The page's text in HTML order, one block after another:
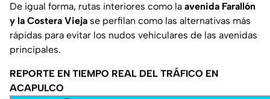
De igual forma, rutas interiores como la avenida Farallón
y la Costera Vieja se perfilan como las alternativas más
rápidas para evitar los nudos vehiculares de las avenidas
principales.
REPORTE EN TIEMPO REAL DEL TRÁFICO EN
ACAPULCO